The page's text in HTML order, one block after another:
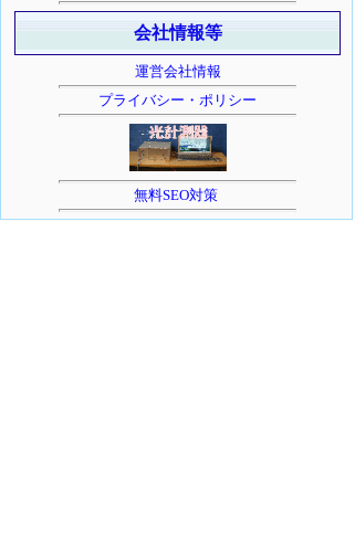
会社情報等
運営会社情報
プライバシー・ポリシー
無料SEO対策